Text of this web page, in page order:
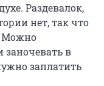
Раздевалок,
нет, так что
Можно
заночевать в
заплатить